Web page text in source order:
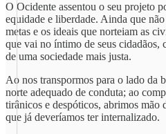
O Ocidente assentou o seu projeto
equidade e liberdade. Ainda que
metas e os ideais que norteiam as
que vai no íntimo de seus cidadãos,
de uma sociedade mais justa.
Ao nos transpormos para o lado da
norte adequado de conduta; ao
tirânicos e despóticos, abrimos mão
que já deveríamos ter internalizado.